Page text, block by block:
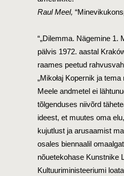
Raul Meel,
“„Dilemma. Nägemine 1.
pälvis 1972. aastal
raames peetud
„Mikołaj Kopernik ja
Meele andmetel ei
tõlgenduses niivõrd
ideest, et muutes oma
kujutlust ja arusaamist
osales biennaalil
nõuetekohase Kunstnike
Kultuuriministeeriumi